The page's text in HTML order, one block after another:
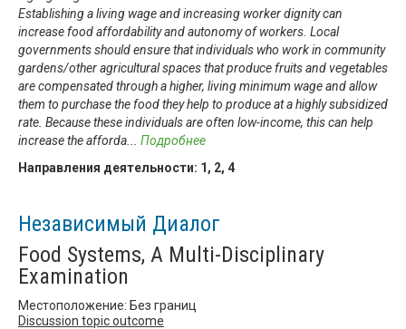
Establishing a living wage and increasing worker dignity can
increase food affordability and autonomy of workers. Local
governments should ensure that individuals who work in community
gardens/other agricultural spaces that produce fruits and vegetables
are compensated through a higher, living minimum wage and allow
them to purchase the food they help to produce at a highly subsidized
rate. Because these individuals are often low-income, this can help
increase the afforda
Подробнее
Направления деятельности: 1 , 2, 4
Независимый Диалог
Food Systems, A Multi-Disciplinary
Examination
Местоположение: Без границ
Discussion topic outcome